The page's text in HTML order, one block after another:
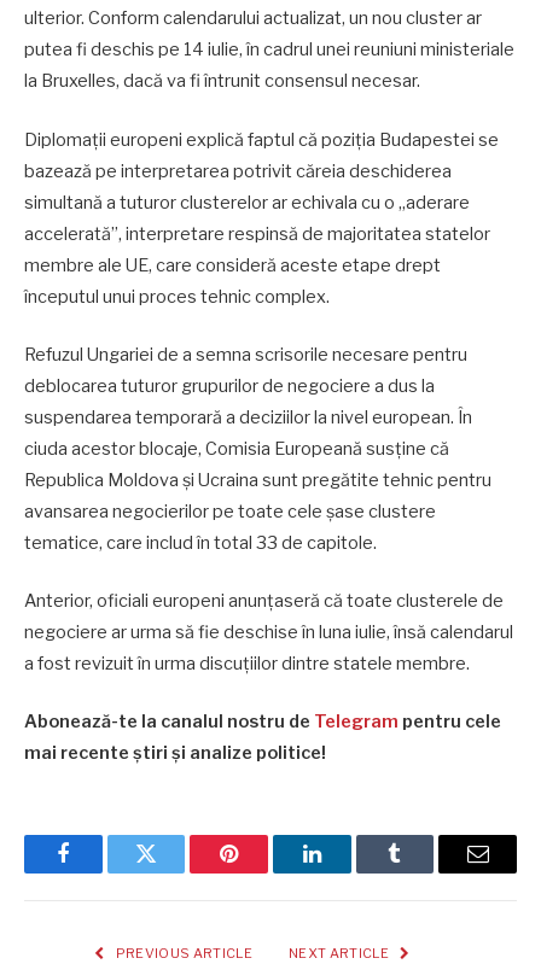
ulterior. Conform calendarului actualizat, un nou cluster ar
putea fi deschis pe 14 iulie, în cadrul unei reuniuni ministeriale
la Bruxelles, dacă va fi întrunit consensul necesar.
Diplomații europeni explică faptul că poziția Budapestei se
bazează pe interpretarea potrivit căreia deschiderea
simultană a tuturor clusterelor ar echivala cu o „aderare
accelerată”, interpretare respinsă de majoritatea statelor
membre ale UE, care consideră aceste etape drept
începutul unui proces tehnic complex.
Refuzul Ungariei de a semna scrisorile necesare pentru
deblocarea tuturor grupurilor de negociere a dus la
suspendarea temporară a deciziilor la nivel european. În
ciuda acestor blocaje, Comisia Europeană susține că
Republica Moldova și Ucraina sunt pregătite tehnic pentru
avansarea negocierilor pe toate cele șase clustere
tematice, care includ în total 33 de capitole.
Anterior, oficiali europeni anunțaseră că toate clusterele de
negociere ar urma să fie deschise în luna iulie, însă calendarul
a fost revizuit în urma discuțiilor dintre statele membre.
Abonează-te la canalul nostru de Telegram pentru cele
mai recente știri și analize politice!
FacebookTwitter Pinterest LinkedInTumblr Email
PREVIOUS ARTICLE NEXT ARTICLE